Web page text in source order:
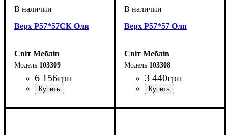
Верх Р57*57СК Оля
Світ Меблів
103309
6 156грн
Верх Р57*57 Оля
Світ Меблів
103308
3 440грн